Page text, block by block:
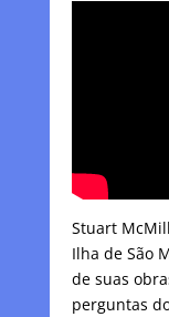
Stuart
Ilha de São
de suas
perguntas